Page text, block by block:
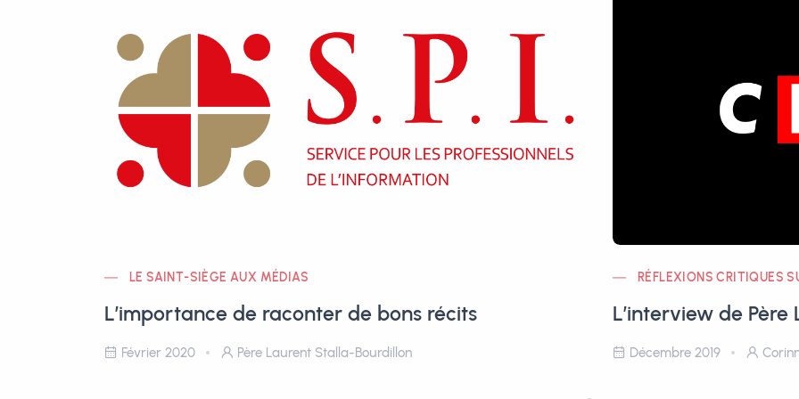
LE SAINT-SIÈGE AUX MÉDIAS
L’importance de raconter de bons récits
Février 2020 Père Laurent Stalla-Bourdillon
RÉFLEXIONS CRITIQUES
L’interview de
Décembre 2019